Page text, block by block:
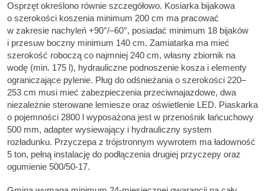
Osprzęt określono równie szczegółowo. Kosiarka bijakowa
o szerokości koszenia minimum 200 cm ma pracować
w zakresie nachyleń +90°/–60°, posiadać minimum 18 bijaków
i przesuw boczny minimum 140 cm. Zamiatarka ma mieć
szerokość roboczą co najmniej 240 cm, własny zbiornik na
wodę (min. 175 l), hydrauliczne podnoszenie kosza i elementy
ograniczające pylenie. Pług do odśnieżania o szerokości 220–
253 cm musi mieć zabezpieczenia przeciwnajazdowe, dwa
niezależnie sterowane lemiesze oraz oświetlenie LED. Piaskarka
o pojemności 2800 l wyposażona jest w przenośnik łańcuchowy
500 mm, adapter wysiewający i hydrauliczny system
rozładunku. Przyczepa z trójstronnym wywrotem ma ładowność
5 ton, pełną instalację do podłączenia drugiej przyczepy oraz
ogumienie 500/50-17.